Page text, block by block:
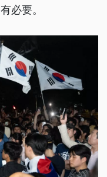
必要。